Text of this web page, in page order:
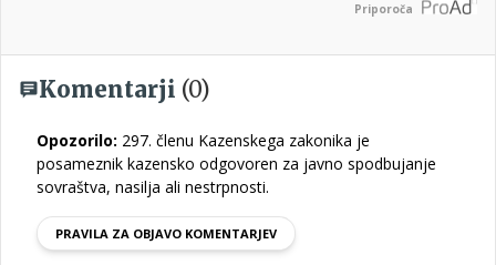
Priporoča
Komentarji (0)
Opozorilo: 297. členu Kazenskega zakonika je
posameznik kazensko odgovoren za javno spodbujanje
sovraštva, nasilja ali nestrpnosti.
PRAVILA ZA OBJAVO KOMENTARJEV